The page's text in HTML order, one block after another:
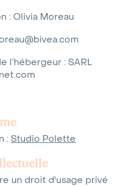
: Olivia Moreau
l’hébergeur : SARL
: Studio Polette
un droit d'usage privé